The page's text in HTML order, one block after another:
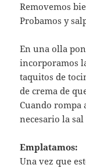
Removemos
Probamos y
En una olla
incorporamos
taquitos de
de crema de
Cuando rompa
necesario la
Emplatamos:
Una vez que